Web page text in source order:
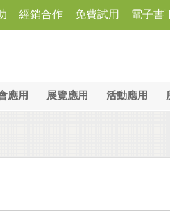
經銷合作 免費試用 電子書
應用 展覽應用 活動應用